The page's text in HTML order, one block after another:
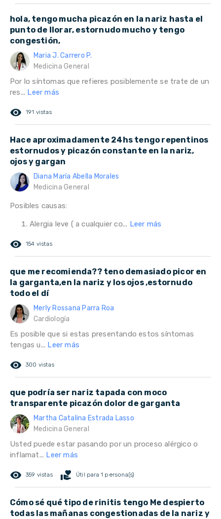
hola, tengo mucha picazón en la nariz hasta el
punto de llorar, estornudo mucho y tengo
congestión,
Maria J. Carrero P.
Medicina General
Por lo síntomas que refieres posiblemente se trate de un
res... Leer más
remove_red_eye 191 vistas
Hace aproximadamente 24hs tengo repentinos
estornudos y picazón constante en la nariz,
ojos y gargan
Diana María Abella Morales
Medicina General
Posibles causas:
Alergia leve ( a cualquier co... Leer más
remove_red_eye 154 vistas
que me recomienda?? teno demasiado picor en
la garganta,en la nariz y los ojos ,estornudo
todo el dí
Merly Rossana Parra Roa
Cardiología
Es posible que si estas presentando estos síntomas
tengas u... Leer más
remove_red_eye 300 vistas
que podría ser nariz tapada con moco
transparente picazón dolor de garganta
Martha Catalina Estrada Lasso
Medicina General
Usted puede estar pasando por un proceso alérgico o
inflamat... Leer más
remove_red_eye 359 vistas volunteer_activism Útil para 1 persona(s)
Cómo sé qué tipo de rinitis tengo Me despierto
todas las mañanas congestionadas de la nariz y